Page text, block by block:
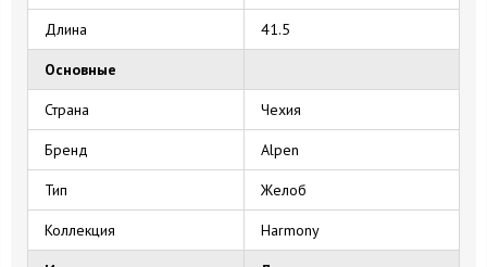
Длина 41.5
Основные
Страна Чехия
Бренд Alpen
Тип Желоб
Коллекция Harmony